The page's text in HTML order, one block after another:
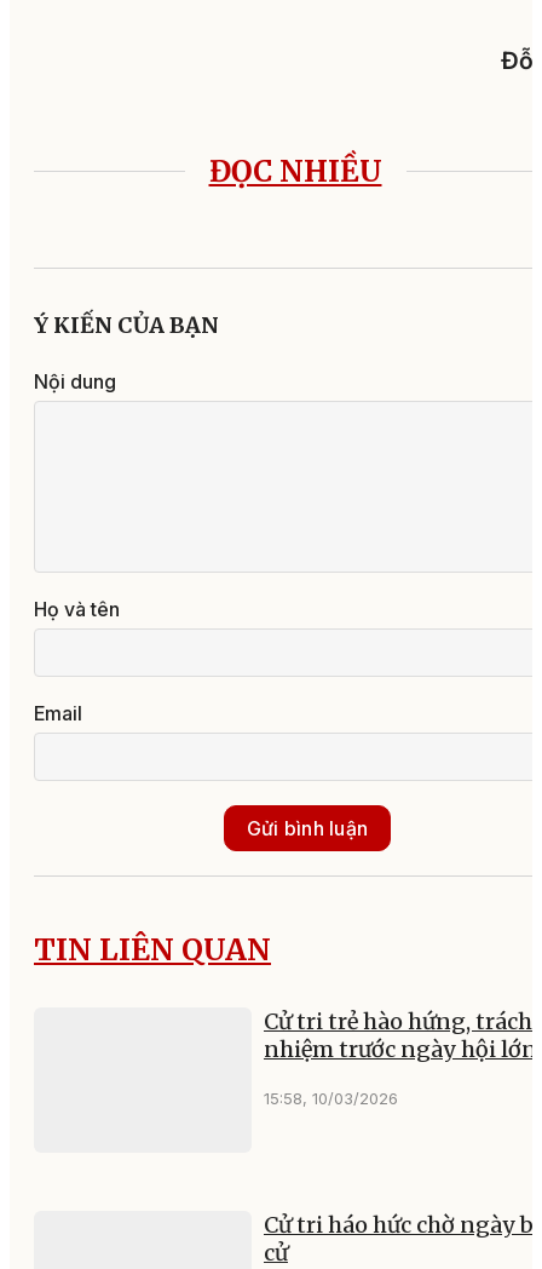
Đỗ
ĐỌC NHIỀU
Ý KIẾN CỦA BẠN
Nội dung
Họ và tên
Email
Gửi bình luận
TIN LIÊN QUAN
Cử tri trẻ hào hứng, trách
nhiệm trước ngày hội lớn
15:58, 10/03/2026
Cử tri háo hức chờ ngày
cử